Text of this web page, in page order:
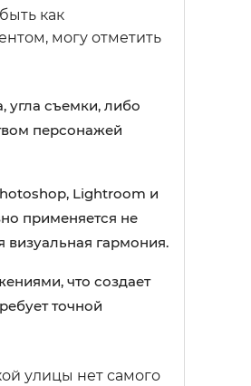
как
могу отметить
угла съемки, либо
персонажей
Lightroom и
применяется не
визуальная гармония.
что создает
точной
улицы нет самого